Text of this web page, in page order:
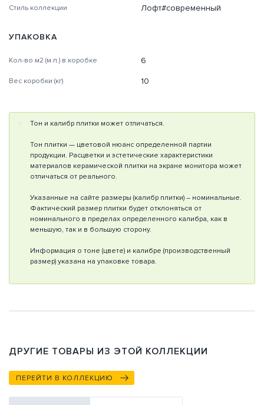
Стиль коллекции Лофт#современный
УПАКОВКА
Кол-во м2 (м.п.) в коробке 6
Вес коробки (кг) 10
Тон и калибр плитки может отличаться.
Тон плитки — цветовой нюанс определенной партии
продукции. Расцветки и эстетические характеристики
материалов керамической плитки на экране монитора может
отличаться от реального.
Указанные на сайте размеры (калибр плитки) – номинальные.
Фактический размер плитки будет отклоняться от
номинального в пределах определенного калибра, как в
меньшую, так и в большую сторону.
Информация о тоне (цвете) и калибре (производственный
размер) указана на упаковке товара.
ДРУГИЕ ТОВАРЫ ИЗ ЭТОЙ КОЛЛЕКЦИИ
ПЕРЕЙТИ В КОЛЛЕКЦИЮ